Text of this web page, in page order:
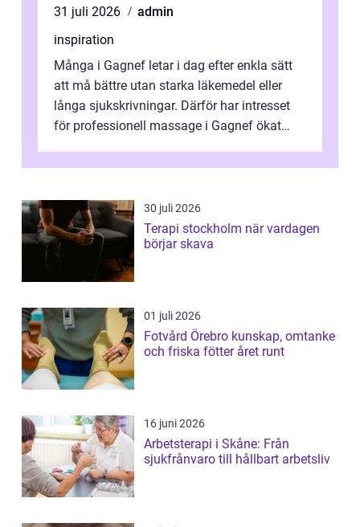
31 juli 2026
admin
inspiration
Många i Gagnef letar i dag efter enkla sätt
att må bättre utan starka läkemedel eller
långa sjukskrivningar. Därför har intresset
för professionell massage i Gagnef ökat
30 juli 2026
Terapi stockholm när vardagen
börjar skava
01 juli 2026
Fotvård Örebro kunskap, omtanke
och friska fötter året runt
16 juni 2026
Arbetsterapi i Skåne: Från
sjukfrånvaro till hållbart arbetsliv